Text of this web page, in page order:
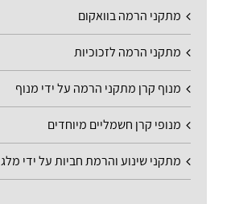
מתקני הרמה בוואקום
מתקני הרמה לזכוכיות
מנוף קרן מתקני הרמה על ידי מנוף
מנופי קרן חשמליים מיוחדים
מתקני שינוע והרמת חביות על ידי